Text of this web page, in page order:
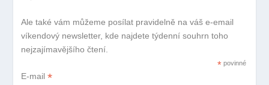
Ale také vám můžeme posílat pravidelně na váš e-email
víkendový newsletter, kde najdete týdenní souhrn toho
nejzajímavějšího čtení.
*povinné
E-mail *